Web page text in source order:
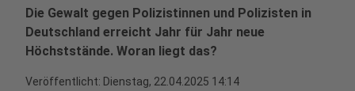
Die Gewalt gegen Polizistinnen und Polizisten in
Deutschland erreicht Jahr für Jahr neue
Höchststände. Woran liegt das?
Veröffentlicht: Dienstag, 22.04.2025 14:14